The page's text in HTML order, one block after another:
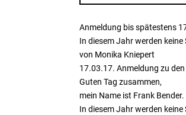
Anmeldung bis spätestens
In diesem Jahr werden
von Monika Kniepert
17.03.17. Anmeldung zu
Guten Tag zusammen,
mein Name ist Frank
In diesem Jahr werden